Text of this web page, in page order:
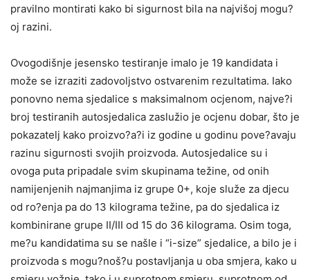
pravilno montirati kako bi sigurnost bila na najvišoj mogu?
oj razini.
Ovogodišnje jesensko testiranje imalo je 19 kandidata i
može se izraziti zadovoljstvo ostvarenim rezultatima. Iako
ponovno nema sjedalice s maksimalnom ocjenom, najve?i
broj testiranih autosjedalica zaslužio je ocjenu dobar, što je
pokazatelj kako proizvo?a?i iz godine u godinu pove?avaju
razinu sigurnosti svojih proizvoda. Autosjedalice su i
ovoga puta pripadale svim skupinama težine, od onih
namijenjenih najmanjima iz grupe 0+, koje služe za djecu
od ro?enja pa do 13 kilograma težine, pa do sjedalica iz
kombinirane grupe II/III od 15 do 36 kilograma. Osim toga,
me?u kandidatima su se našle i “i-size” sjedalice, a bilo je i
proizvoda s mogu?noš?u postavljanja u oba smjera, kako u